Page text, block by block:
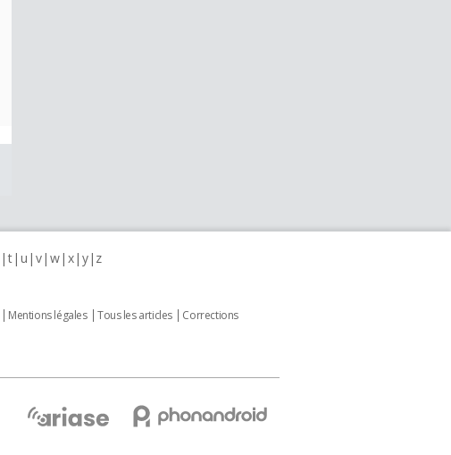
t u v w x y z
Mentions légales Tous les articles
Corrections